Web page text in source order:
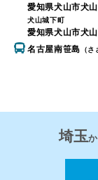
愛知県犬山市犬
犬山城下町
愛知県犬山市犬
名古屋南笹島 （さ
埼玉